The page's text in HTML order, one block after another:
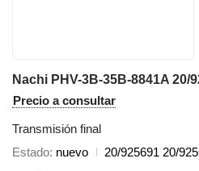
Precio a consultar
Transmisión final
Estado nuevo
20/925691 20/